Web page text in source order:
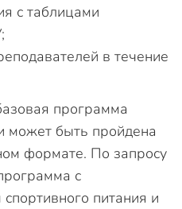
с таблицами
в течение
программа
может быть пройдена
формате. По запросу
с
питания и